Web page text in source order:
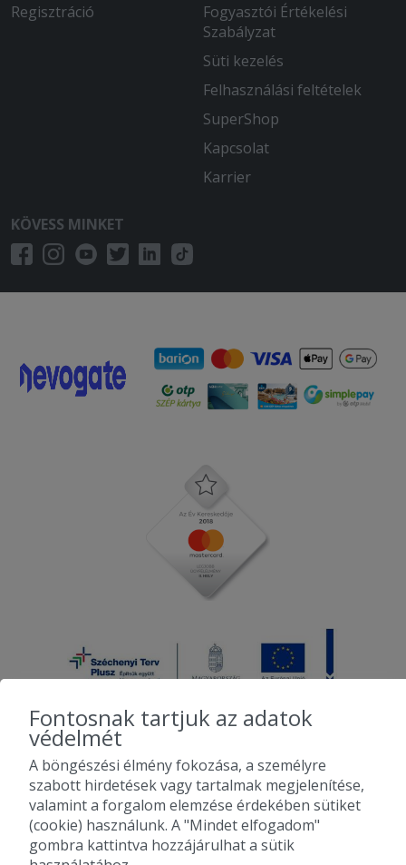
Regisztráció
Fogyasztói Értékelési
Szabályzat
Süti kezelés
Felhasználási feltételek
SuperShop
Kapcsolat
Karrier
KÖVESS MINKET
2010-2026 Copyright - Falatozz.hu - Diston-line Kft.
Pizza, gyros, hamburger, menük kedvező áron, egy helyen az összes
étterem ajánlata.
Fontosnak tartjuk az adatok
védelmét
A böngészési élmény fokozása, a személyre
szabott hirdetések vagy tartalmak megjelenítése,
valamint a forgalom elemzése érdekében sütiket
(cookie) használunk. A "Mindet elfogadom"
gombra kattintva hozzájárulhat a sütik